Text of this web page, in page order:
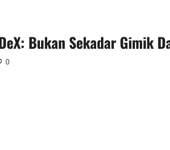
Bukan Sekadar Gimik
0